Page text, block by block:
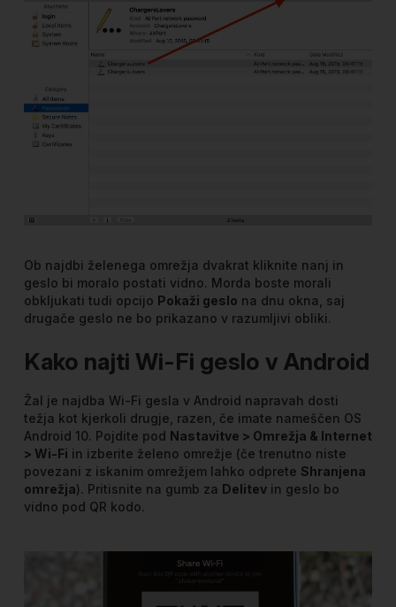
Ob najdbi želenega omrežja dvakrat kliknite nanj in
geslo bi moralo postati vidno. Morda boste morali
obkljukati tudi opcijo Pokaži geslo na dnu okna, saj
drugače geslo ne bo prikazano v razumljivi obliki.
Kako najti Wi-Fi geslo v Android
Žal je najdba Wi-Fi gesla v Android napravah dosti
težja kot kjerkoli drugje, razen, če imate nameščen OS
Android 10. Pojdite pod Nastavitve > Omrežja & Internet
> Wi-Fi in izberite želeno omrežje (če trenutno niste
povezani z iskanim omrežjem lahko odprete Shranjena
omrežja). Pritisnite na gumb za Delitev in geslo bo
vidno pod QR kodo.